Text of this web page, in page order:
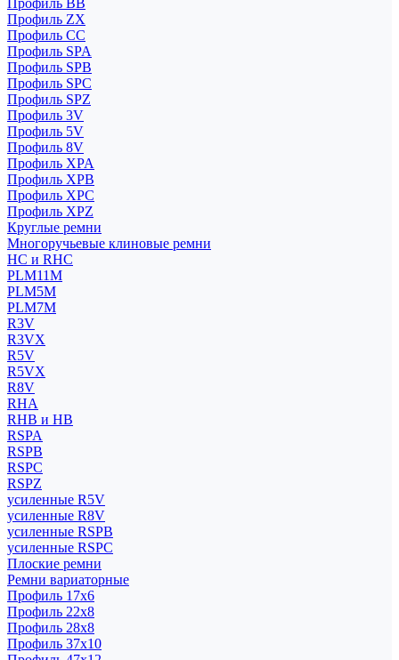
Профиль BB
Профиль ZX
Профиль CC
Профиль SPA
Профиль SPB
Профиль SPC
Профиль SPZ
Профиль 3V
Профиль 5V
Профиль 8V
Профиль XPA
Профиль XPB
Профиль XPC
Профиль XPZ
Круглые ремни
Многоручьевые клиновые ремни
HC и RHC
PLM11M
PLM5M
PLM7M
R3V
R3VX
R5V
R5VX
R8V
RHA
RHB и HB
RSPA
RSPB
RSPC
RSPZ
усиленные R5V
усиленные R8V
усиленные RSPB
усиленные RSPC
Плоские ремни
Ремни вариаторные
Профиль 17x6
Профиль 22x8
Профиль 28x8
Профиль 37x10